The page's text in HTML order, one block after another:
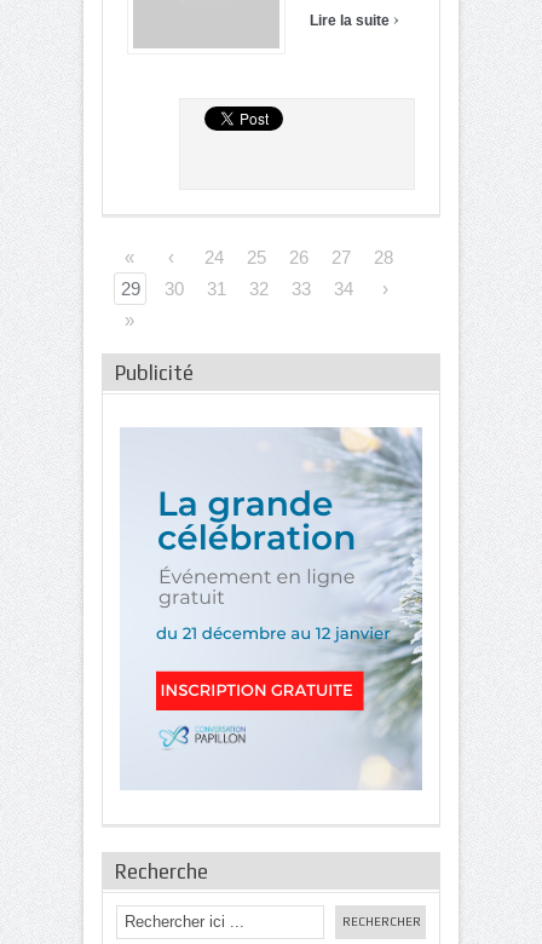
Lire la suite ›
« ‹ 24 25 26 27
28
29
30 31 32 33 34
›
»
Publicité
Recherche